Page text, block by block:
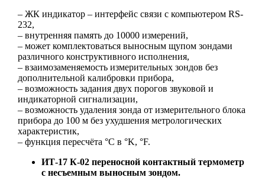
– ЖК индикатор – интерфейс связи с компьютером RS-
232,
– внутренняя память до 10000 измерений,
– может комплектоваться выносным щупом зондами
различного конструктивного исполнения,
– взаимозаменяемость измерительных зондов без
дополнительной калибровки прибора,
– возможность задания двух порогов звуковой и
индикаторной сигнализации,
– возможность удаления зонда от измерительного блока
прибора до 100 м без ухудшения метрологических
характеристик,
– функция пересчёта °С в °K, °F.
ИТ-17 К-02 переносной контактный термометр
с несъемным выносным зондом.